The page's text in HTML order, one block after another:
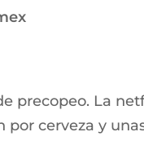
precopeo. La
por cerveza y